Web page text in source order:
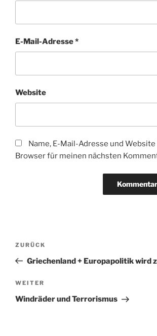
E-Mail-Adresse*
Website
Name, E-Mail-Adresse und
Browser für meinen nächsten
Beitragsnavigation
Vorheriger
Beitrag
ZURÜCK
Griechenland + Europapolitik wird
Nächster
Beitrag
WEITER
Windräder und Terrorismus